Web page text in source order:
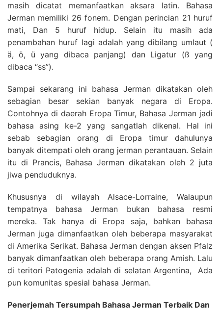
masih dicatat memanfaatkan aksara latin. Bahasa
Jerman memiliki 26 fonem. Dengan perincian 21 huruf
mati, Dan 5 huruf hidup. Selain itu masih ada
penambahan huruf lagi adalah yang dibilang umlaut (
ä, ö, ü yang dibaca panjang) dan Ligatur (ß yang
dibaca “ss”).
Sampai sekarang ini bahasa Jerman dikatakan oleh
sebagian besar sekian banyak negara di Eropa.
Contohnya di daerah Eropa Timur, Bahasa Jerman jadi
bahasa asing ke-2 yang sangatlah dikenal. Hal ini
sebab sebagian orang di Eropa timur dahulunya
banyak ditempati oleh orang jerman perantauan. Selain
itu di Prancis, Bahasa Jerman dikatakan oleh 2 juta
jiwa penduduknya.
Khususnya di wilayah Alsace-Lorraine, Walaupun
tempatnya bahasa Jerman bukan bahasa resmi
mereka. Tak hanya di Eropa saja, bahkan bahasa
Jerman juga dimanfaatkan oleh beberapa masyarakat
di Amerika Serikat. Bahasa Jerman dengan aksen Pfalz
banyak dimanfaatkan oleh beberapa orang Amish. Lalu
di teritori Patogenia adalah di selatan Argentina, Ada
pun komunitas spesial bahasa Jerman.
Penerjemah Tersumpah Bahasa Jerman Terbaik Dan